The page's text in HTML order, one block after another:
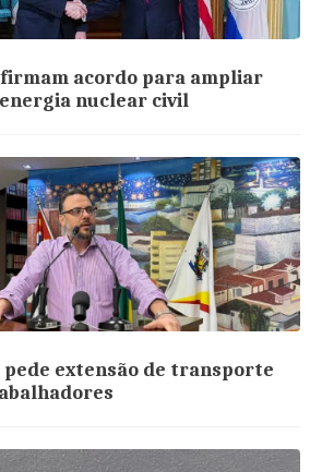
firmam acordo para ampliar
nuclear civil
pede extensão de transporte